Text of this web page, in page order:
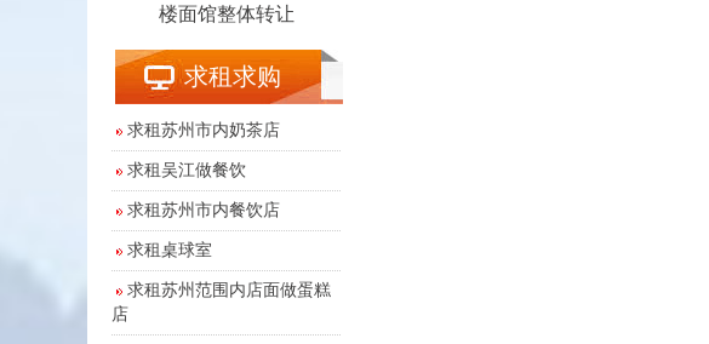
楼面馆整体转让
求租求购
求租苏州市内奶茶店
求租吴江做餐饮
求租苏州市内餐饮店
求租桌球室
求租苏州范围内店面做蛋糕
店